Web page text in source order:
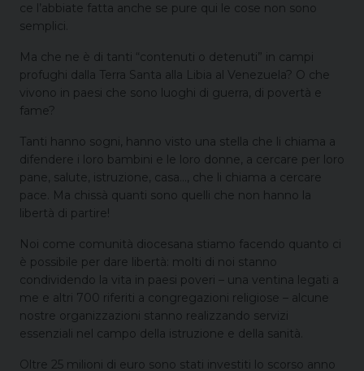
ce l’abbiate fatta anche se pure qui le cose non sono
semplici.
Ma che ne è di tanti “contenuti o detenuti” in campi
profughi dalla Terra Santa alla Libia al Venezuela? O che
vivono in paesi che sono luoghi di guerra, di povertà e
fame?
Tanti hanno sogni, hanno visto una stella che li chiama a
difendere i loro bambini e le loro donne, a cercare per loro
pane, salute, istruzione, casa…, che li chiama a cercare
pace. Ma chissà quanti sono quelli che non hanno la
libertà di partire!
Noi come comunità diocesana stiamo facendo quanto ci
è possibile per dare libertà: molti di noi stanno
condividendo la vita in paesi poveri – una ventina legati a
me e altri 700 riferiti a congregazioni religiose – alcune
nostre organizzazioni stanno realizzando servizi
essenziali nel campo della istruzione e della sanità.
Oltre 25 milioni di euro sono stati investiti lo scorso anno